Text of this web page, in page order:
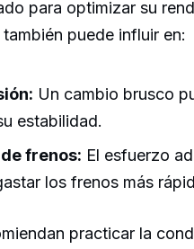
para optimizar su
puede influir en:
Un cambio brusco
estabilidad.
frenos: El esfuerzo
los frenos más
practicar la